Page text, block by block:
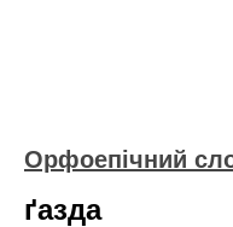
Орфоепічний
ґазда